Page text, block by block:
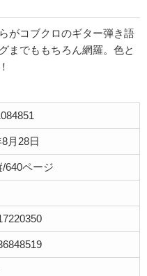
がコブクロのギター弾き語
までももちろん網羅。色と
月28日
/640ページ